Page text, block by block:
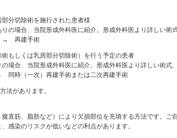
分切除術を施行された患者様
場合、当院形成外科医に紹介。形成外科医より詳しい術
→ 再建手術
もしくは乳房部分切除術）を行う予定の患者
合、当院形成外科医に紹介。形成外科医より詳しい術式
時（一次）再建手術または二次再建手術
法があります。
直筋、脂肪など）により欠損部位を充填する方法です。ご
感染のリスクが低いなどの利点があります。